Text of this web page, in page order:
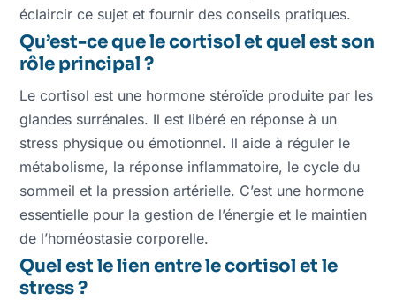
éclaircir ce sujet et fournir des conseils pratiques.
Qu’est-ce que le cortisol et quel est son
rôle principal ?
Le cortisol est une hormone stéroïde produite par les
glandes surrénales. Il est libéré en réponse à un
stress physique ou émotionnel. Il aide à réguler le
métabolisme, la réponse inflammatoire, le cycle du
sommeil et la pression artérielle. C’est une hormone
essentielle pour la gestion de l’énergie et le maintien
de l’homéostasie corporelle.
Quel est le lien entre le cortisol et le
stress ?